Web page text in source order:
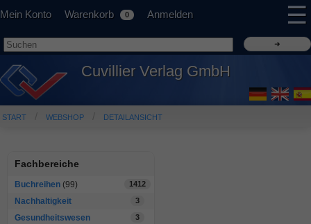
Mein Konto Warenkorb 0 Anmelden ☰
Cuvillier Verlag GmbH
START WEBSHOP DETAILANSICHT
Fachbereiche
Buchreihen (99) 1412
Nachhaltigkeit 3
Gesundheitswesen 3